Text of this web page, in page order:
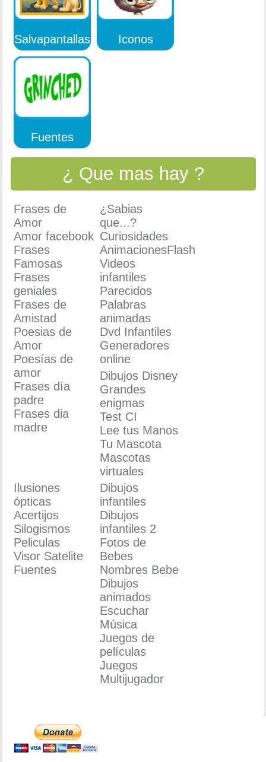
Salvapantallas Iconos
Fuentes
¿ Que mas hay ?
Frases de
Amor
Amor facebook
Frases
Famosas
Frases
geniales
Frases de
Amistad
Poesias de
Amor
Poesías de
amor
Frases día
padre
Frases dia
madre
¿Sabias
que...?
Curiosidades
AnimacionesFlash
Videos
infantiles
Parecidos
Palabras
animadas
Dvd Infantiles
Generadores
online
Dibujos Disney
Grandes
enigmas
Test CI
Lee tus Manos
Tu Mascota
Mascotas
virtuales
Ilusiones
ópticas
Acertijos
Silogismos
Peliculas
Visor Satelite
Fuentes
Dibujos
infantiles
Dibujos
infantiles 2
Fotos de
Bebes
Nombres Bebe
Dibujos
animados
Escuchar
Música
Juegos de
películas
Juegos
Multijugador